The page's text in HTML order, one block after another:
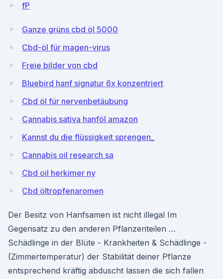
fP
Ganze grüns cbd öl 5000
Cbd-öl für magen-virus
Freie bilder von cbd
Bluebird hanf signatur 6x konzentriert
Cbd öl für nervenbetäubung
Cannabis sativa hanföl amazon
Kannst du die flüssigkeit sprengen_
Cannabis oil research sa
Cbd oil herkimer ny
Cbd öltropfenaromen
Der Besitz von Hanfsamen ist nicht illegal Im
Gegensatz zu den anderen Pflanzenteilen …
Schädlinge in der Blüte - Krankheiten & Schädlinge -
(Zimmertemperatur) der Stabilität deiner Pflanze
entsprechend kräftig abduscht lassen die sich fallen